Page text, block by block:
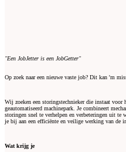
"Een JobJetter is een JobGetter"
Op zoek naar een nieuwe vaste job? Dit kan 'm
Wij zoeken een storingstechnieker die instaat voor
geautomatiseerd machinepark. Je combineert
storingen snel te verhelpen en verbeteringen uit
je bij aan een efficiënte en veilige werking van de
Wat krijg je